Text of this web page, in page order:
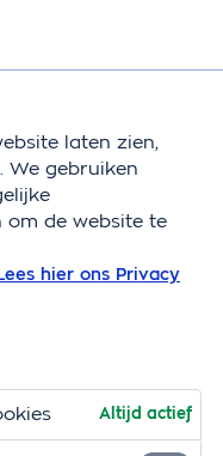
Niezen hond
niezen. Niezen
je hond de laatste
je je zorgen? We
over niezen en
laten zien,
We gebruiken
om de website te
hier ons Privacy
Altijd actief